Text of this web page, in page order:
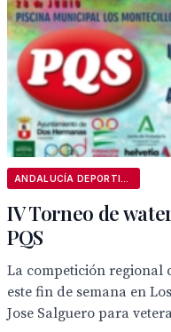
IV Torneo de
PQS
La competición regional
este fin de semana en
Jose Salguero para